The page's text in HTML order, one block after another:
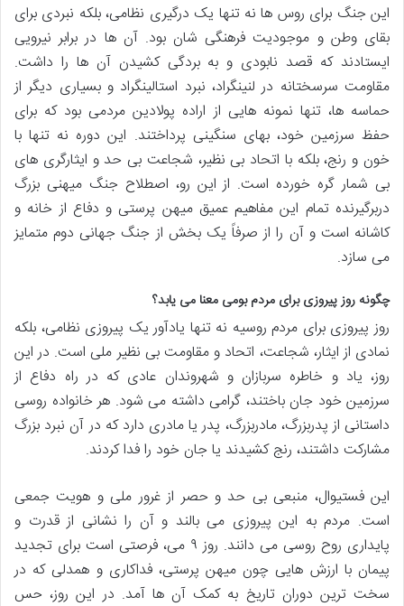
این جنگ برای روس ها نه تنها یک درگیری نظامی، بلکه نبردی برای
بقای وطن و موجودیت فرهنگی شان بود. آن ها در برابر نیرویی
ایستادند که قصد نابودی و به بردگی کشیدن آن ها را داشت.
مقاومت سرسختانه در لنینگراد، نبرد استالینگراد و بسیاری دیگر از
حماسه ها، تنها نمونه هایی از اراده پولادین مردمی بود که برای
حفظ سرزمین خود، بهای سنگینی پرداختند. این دوره نه تنها با
خون و رنج، بلکه با اتحاد بی نظیر، شجاعت بی حد و ایثارگری های
بی شمار گره خورده است. از این رو، اصطلاح جنگ میهنی بزرگ
دربرگیرنده تمام این مفاهیم عمیق میهن پرستی و دفاع از خانه و
کاشانه است و آن را از صرفاً یک بخش از جنگ جهانی دوم متمایز
می سازد.
چگونه روز پیروزی برای مردم بومی معنا می یابد؟
روز پیروزی برای مردم روسیه نه تنها یادآور یک پیروزی نظامی، بلکه
نمادی از ایثار، شجاعت، اتحاد و مقاومت بی نظیر ملی است. در این
روز، یاد و خاطره سربازان و شهروندان عادی که در راه دفاع از
سرزمین خود جان باختند، گرامی داشته می شود. هر خانواده روسی
داستانی از پدربزرگ، مادربزرگ، پدر یا مادری دارد که در آن نبرد بزرگ
مشارکت داشتند، رنج کشیدند یا جان خود را فدا کردند.
این فستیوال، منبعی بی حد و حصر از غرور ملی و هویت جمعی
است. مردم به این پیروزی می بالند و آن را نشانی از قدرت و
پایداری روح روسی می دانند. روز ۹ می، فرصتی است برای تجدید
پیمان با ارزش هایی چون میهن پرستی، فداکاری و همدلی که در
سخت ترین دوران تاریخ به کمک آن ها آمد. در این روز، حس